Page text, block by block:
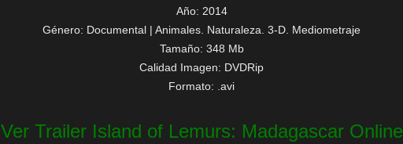
Año: 2014
Género: Documental | Animales. Naturaleza. 3-D. Mediometraje
Tamaño: 348 Mb
Calidad Imagen: DVDRip
Formato: .avi
Ver Trailer Island of Lemurs: Madagascar Online